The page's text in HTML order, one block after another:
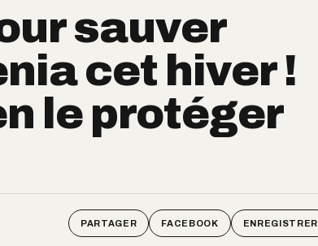
sauver
cet hiver !
le protéger
PARTAGER FACEBOOK ENREGISTRER